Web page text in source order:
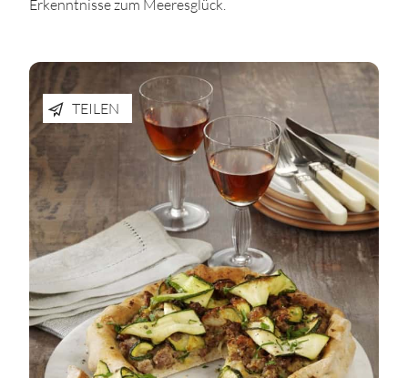
Erkenntnisse zum Meeresglück.
TEILEN